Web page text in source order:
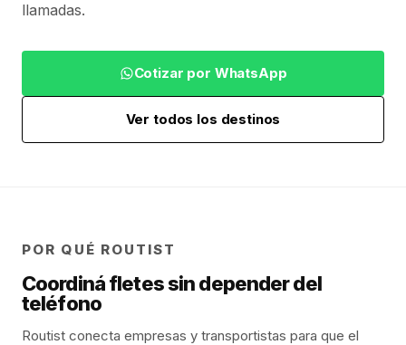
llamadas.
Cotizar por WhatsApp
Ver todos los destinos
POR QUÉ ROUTIST
Coordiná fletes sin depender del
teléfono
Routist conecta empresas y transportistas para que el